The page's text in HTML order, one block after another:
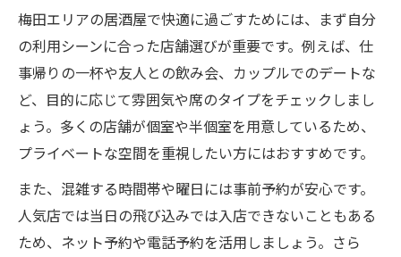
梅田エリアの居酒屋で快適に過ごすためには、まず自分
の利用シーンに合った店舗選びが重要です。例えば、仕
事帰りの一杯や友人との飲み会、カップルでのデートな
ど、目的に応じて雰囲気や席のタイプをチェックしまし
ょう。多くの店舗が個室や半個室を用意しているため、
プライベートな空間を重視したい方にはおすすめです。
また、混雑する時間帯や曜日には事前予約が安心です。
人気店では当日の飛び込みでは入店できないこともある
ため、ネット予約や電話予約を活用しましょう。さら